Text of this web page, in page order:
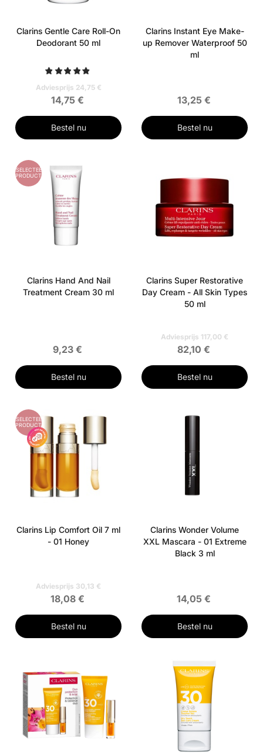
Clarins Gentle Care Roll-On
Deodorant 50 ml
Adviesprijs 24,75 €
14,75 €
Bestel nu
Clarins Instant Eye Make-
up Remover Waterproof 50
ml
13,25 €
Bestel nu
GESELECTEERD
PRODUCT
Clarins Hand And Nail
Treatment Cream 30 ml
9,23 €
Bestel nu
Clarins Super Restorative
Day Cream - All Skin Types
50 ml
Adviesprijs 117,00 €
82,10 €
Bestel nu
GESELECTEERD
PRODUCT
Clarins Lip Comfort Oil 7 ml
- 01 Honey
Adviesprijs 30,13 €
18,08 €
Bestel nu
Clarins Wonder Volume
XXL Mascara - 01 Extreme
Black 3 ml
14,05 €
Bestel nu